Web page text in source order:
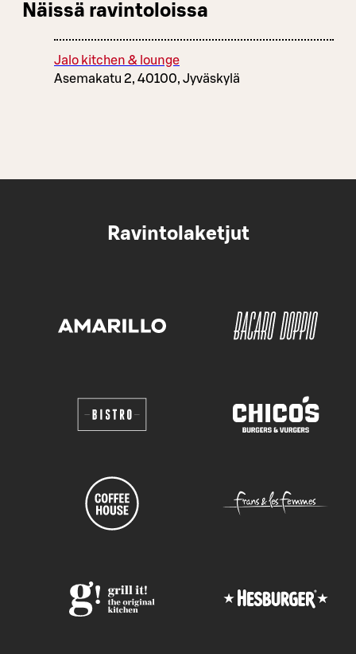
Näissä ravintoloissa
Jalo kitchen & lounge
Asemakatu 2, 40100, Jyväskylä
Ravintolaketjut